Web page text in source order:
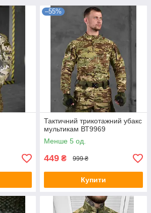
–55%
Тактичний трикотажний убакс
мультикам ВТ9969
Менше 5 од.
449 ₴ 999 ₴
Купити